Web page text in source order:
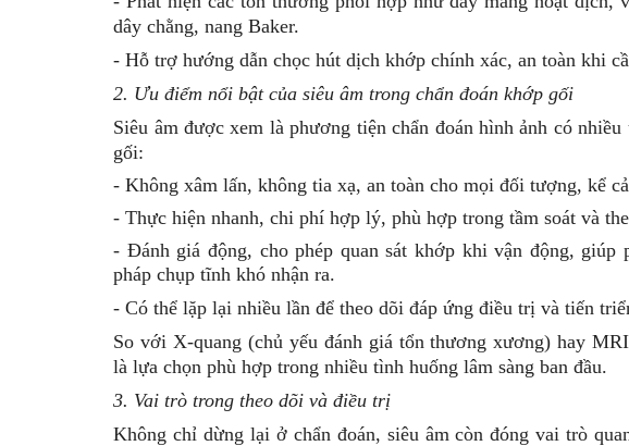
dây chằng, nang Baker.
- Hỗ trợhướng dẫn chọc hút dịch khớp chính xác, an toàn khi
2. Ưu điểm nổi bật của siêu âm trong chẩn đoán khớp gối
Siêu âm được xem là phương tiện chẩn đoán hình ảnh có
gối:
- Không xâm lấn, không tia xạ, an toàn cho mọi đối tượng, kể
- Thực hiện nhanh, chi phí hợp lý, phù hợp trong tầm soát và
- Đánh giá động, cho phép quan sát khớp khi vận động, giúp
pháp chụp tĩnh khó nhận ra.
- Có thểlặp lại nhiều lần để theo dõi đáp ứng điều trị và tiến
So với X-quang (chủ yếu đánh giá tổn thương xương) hay
là lựa chọn phù hợp trong nhiều tình huống lâm sàng ban đầu.
3. Vai trò trong theo dõi và điều trị
Không chỉ dừng lại ở chẩn đoán, siêu âm còn đóng vai trò